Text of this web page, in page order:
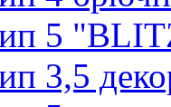
5
3,5